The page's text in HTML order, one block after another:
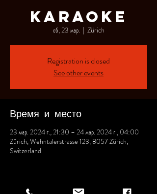
KARAOKE
сб, 23 мар.
  |
Zürich
Registration is closed
See other events
Время и место
23 мар. 2024 г., 21:30 – 24 мар. 2024 г., 04:00
Zürich, Wehntalerstrasse 123, 8057 Zürich,
Switzerland